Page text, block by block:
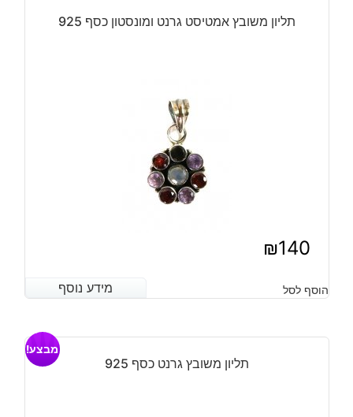
שחור
תליון משובץ אמטיסט גרנט ומונסטון כסף 925
₪140
מידע נוסף הוסף לסל מידע נוסף
תליון משובץ גרנט כסף 925
מבצע!